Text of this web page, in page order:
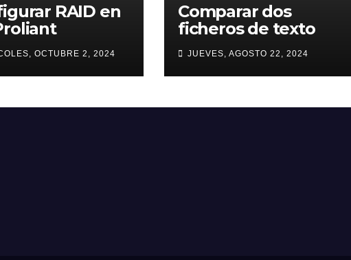
RAID en
OCTUBRE 2, 2024
Comparar dos
ficheros de texto
JUEVES, AGOSTO 22, 2024